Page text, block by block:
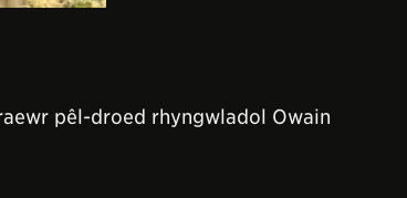
pêl-droed rhyngwladol Owain